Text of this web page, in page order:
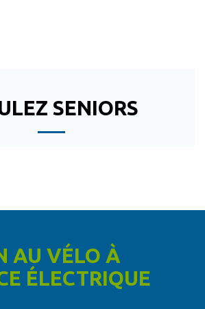
SENIORS
AU VÉLO À
ÉLECTRIQUE